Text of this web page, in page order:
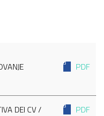
PDF
DEI CV /
PDF